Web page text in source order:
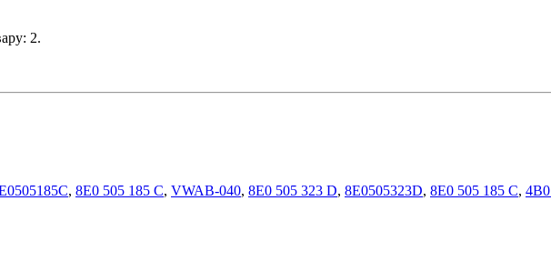
2.
, 8E0 505 185 C, VWAB-040, 8E0 505 323 D, 8E0505323D, 8E0 505 185 C,